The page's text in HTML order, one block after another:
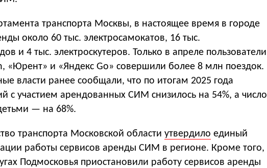
транспорта Москвы, в настоящее время в городе
около 60 тыс. электросамокатов, 16 тыс.
и 4 тыс. электроскутеров. Только в апреле пользователи
«Юрент» и «Яндекс Go» совершили более 8 млн поездок.
власти ранее сообщали, что по итогам 2025 года
с участием арендованных СИМ снизилось на 54%, а число
— на 68%.
транспорта Московской области утвердило единый
работы сервисов аренды СИМ в регионе. Кроме того,
Подмосковья приостановили работу сервисов аренды